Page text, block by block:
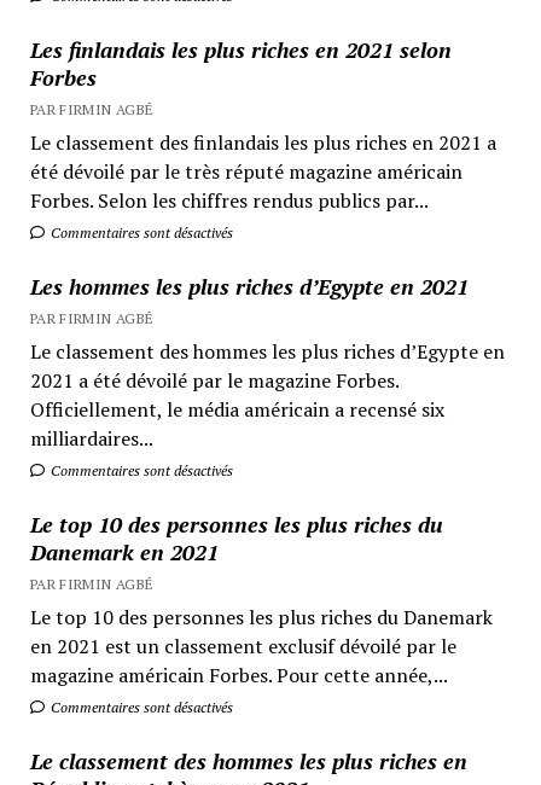
Les finlandais les plus riches en 2021 selon
Forbes
PAR FIRMIN AGBÉ
Le classement des finlandais les plus riches en 2021 a
été dévoilé par le très réputé magazine américain
Forbes. Selon les chiffres rendus publics par...
Commentaires sont désactivés
Les hommes les plus riches d’Egypte en 2021
PAR FIRMIN AGBÉ
Le classement des hommes les plus riches d’Egypte en
2021 a été dévoilé par le magazine Forbes.
Officiellement, le média américain a recensé six
milliardaires...
Commentaires sont désactivés
Le top 10 des personnes les plus riches du
Danemark en 2021
PAR FIRMIN AGBÉ
Le top 10 des personnes les plus riches du Danemark
en 2021 est un classement exclusif dévoilé par le
magazine américain Forbes. Pour cette année,...
Commentaires sont désactivés
Le classement des hommes les plus riches en